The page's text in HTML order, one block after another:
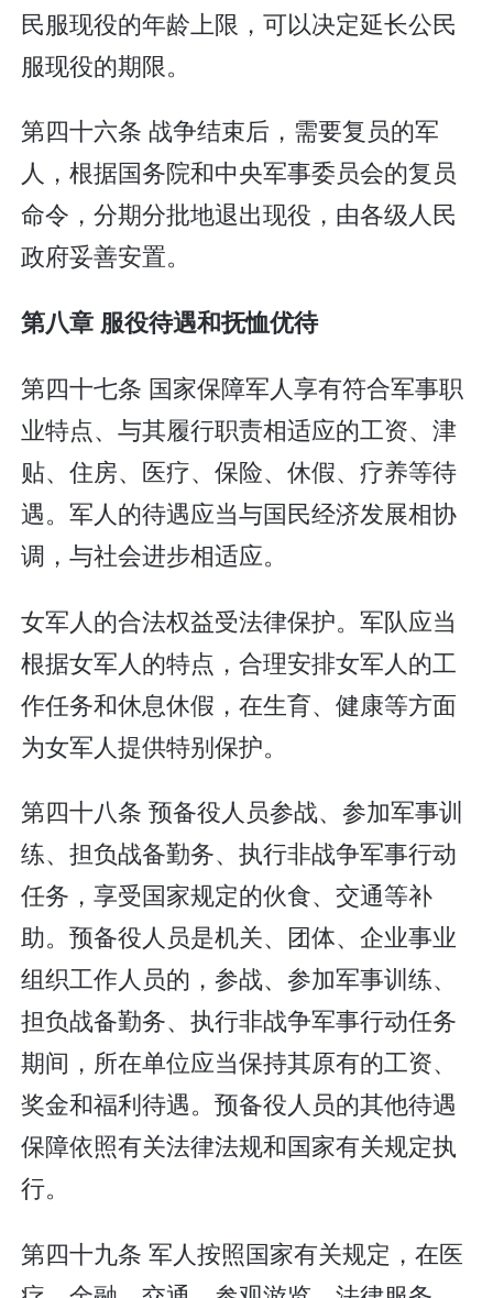
民服现役的年龄上限，可以决定延长公民
服现役的期限。
第四十六条 战争结束后，需要复员的军
人，根据国务院和中央军事委员会的复员
命令，分期分批地退出现役，由各级人民
政府妥善安置。
第八章 服役待遇和抚恤优待
第四十七条 国家保障军人享有符合军事职
业特点、与其履行职责相适应的工资、津
贴、住房、医疗、保险、休假、疗养等待
遇。军人的待遇应当与国民经济发展相协
调，与社会进步相适应。
女军人的合法权益受法律保护。军队应当
根据女军人的特点，合理安排女军人的工
作任务和休息休假，在生育、健康等方面
为女军人提供特别保护。
第四十八条 预备役人员参战、参加军事训
练、担负战备勤务、执行非战争军事行动
任务，享受国家规定的伙食、交通等补
助。预备役人员是机关、团体、企业事业
组织工作人员的，参战、参加军事训练、
担负战备勤务、执行非战争军事行动任务
期间，所在单位应当保持其原有的工资、
奖金和福利待遇。预备役人员的其他待遇
保障依照有关法律法规和国家有关规定执
行。
第四十九条 军人按照国家有关规定，在医